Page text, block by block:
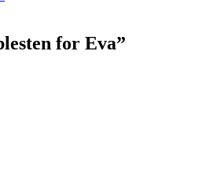
for Eva”